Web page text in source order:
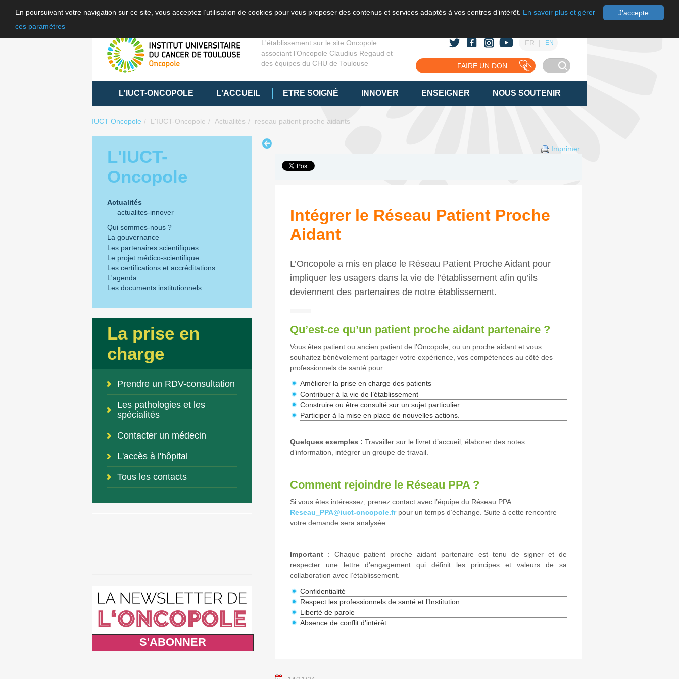
J'accepte
En poursuivant votre navigation sur ce site, vous acceptez l’utilisation de cookies pour vous proposer des contenus et services adaptés à vos centres d’intérêt. En savoir plus et gérer
ces paramètres
L'établissement sur le site Oncopole
associant l’Oncopole Claudius Regaud et
des équipes du CHU de Toulouse
FR EN
FAIRE UN DON
L'IUCT-ONCOPOLE L'ACCUEIL ETRE SOIGNÉ INNOVER ENSEIGNER NOUS SOUTENIR
IUCT Oncopole L'IUCT-Oncopole Actualités reseau patient proche aidants
L'IUCT-
Oncopole
Actualités
actualites-innover
Qui sommes-nous ?
La gouvernance
Les partenaires scientifiques
Le projet médico-scientifique
Les certifications et accréditations
L'agenda
Les documents institutionnels
La prise en
charge
Prendre un RDV-consultation
Les pathologies et les
spécialités
Contacter un médecin
L'accès à l'hôpital
Tous les contacts
S'ABONNER
Imprimer
Intégrer le Réseau Patient Proche
Aidant
L’Oncopole a mis en place le Réseau Patient Proche Aidant pour
impliquer les usagers dans la vie de l’établissement afin qu’ils
deviennent des partenaires de notre établissement.
Qu’est-ce qu’un patient proche aidant partenaire ?
Vous êtes patient ou ancien patient de l’Oncopole, ou un proche aidant et vous
souhaitez bénévolement partager votre expérience, vos compétences au côté des
professionnels de santé pour :
Améliorer la prise en charge des patients
Contribuer à la vie de l’établissement
Construire ou être consulté sur un sujet particulier
Participer à la mise en place de nouvelles actions.
Quelques exemples : Travailler sur le livret d’accueil, élaborer des notes
d’information, intégrer un groupe de travail.
Comment rejoindre le Réseau PPA ?
Si vous êtes intéressez, prenez contact avec l’équipe du Réseau PPA
Reseau_PPA@iuct-oncopole.fr pour un temps d’échange. Suite à cette rencontre
votre demande sera analysée.
Important : Chaque patient proche aidant partenaire est tenu de signer et de
respecter une lettre d’engagement qui définit les principes et valeurs de sa
collaboration avec l’établissement.
Confidentialité
Respect les professionnels de santé et l’Institution.
Liberté de parole
Absence de conflit d’intérêt.